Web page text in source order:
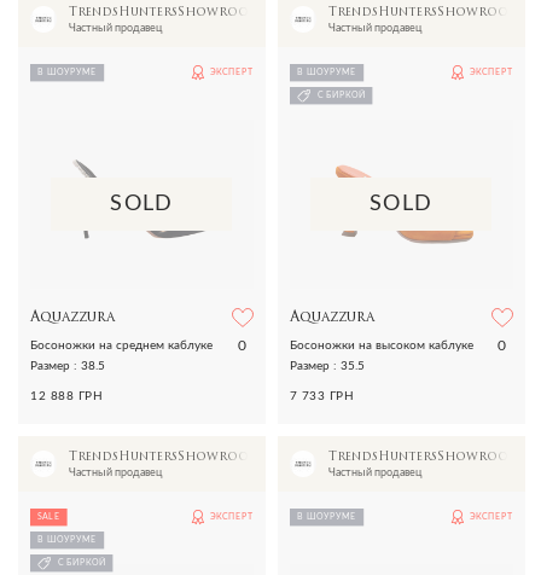
TrendsHuntersShowroom
Частный продавец
В ШОУРУМЕ ЭКСПЕРТ
SOLD
Aquazzura
0
Босоножки на среднем каблуке
Размер : 38.5
12 888 ГРН
TrendsHuntersShowroom
Частный продавец
В ШОУРУМЕ
С БИРКОЙ
ЭКСПЕРТ
SOLD
Aquazzura
0
Босоножки на высоком каблуке
Размер : 35.5
7 733 ГРН
TrendsHuntersShowroom
Частный продавец
SALE
В ШОУРУМЕ
С БИРКОЙ
ЭКСПЕРТ
TrendsHuntersShowroom
Частный продавец
В ШОУРУМЕ ЭКСПЕРТ